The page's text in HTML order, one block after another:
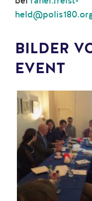
BILDER
EVENT
Prev
ious